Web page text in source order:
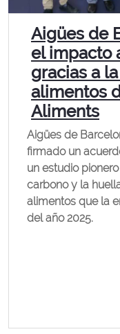
Aigües de
el impacto
gracias a
alimentos
Aliments
Aigües de
firmado un
un estudio
carbono y la
alimentos que la
del año 2025.